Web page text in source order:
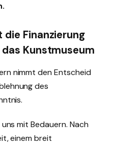
die Finanzierung
Kunstmuseum
nimmt den Entscheid
des
mit Bedauern. Nach
einem breit